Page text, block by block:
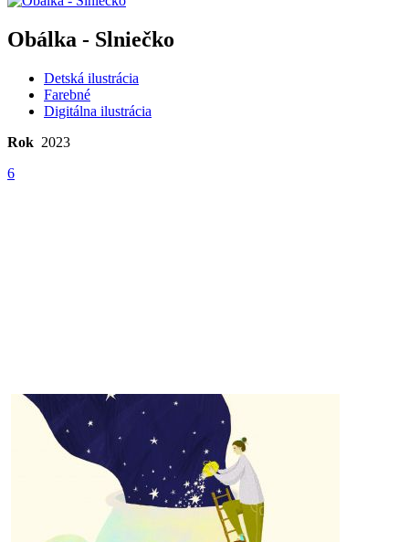
Obálka - Slniečko
Detská ilustrácia
Farebné
Digitálna ilustrácia
Rok 2023
6